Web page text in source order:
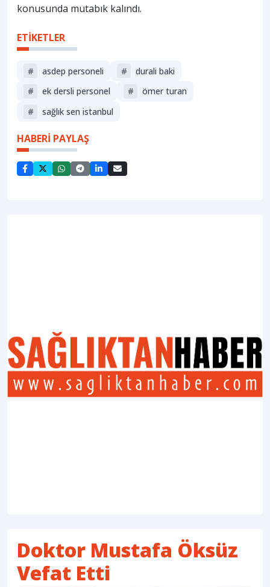
konusunda mutabık kalındı.
ETİKETLER
# asdep personeli #
durali baki
#
ek dersli personel #
ömer turan
#
sağlık sen istanbul
HABERİ PAYLAŞ
Doktor Mustafa Öksüz
Vefat Etti